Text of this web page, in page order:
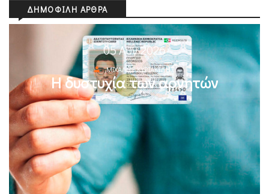
ΔΗΜΟΦΙΛΉ ΆΡΘΡΑ
05 Αυγ 2026
ΜΙΧΆΛΗΣ ΚΥΡΙΑΚΊΔΗΣ
Η δυστυχία των αρνητών